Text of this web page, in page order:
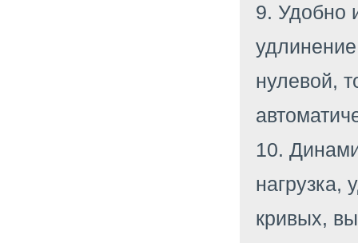
9. Удобно
нулевой,
10.
нагрузка,
кривых,